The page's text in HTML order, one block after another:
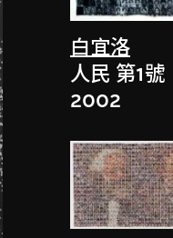
白宜洛
人民 第1號
2002